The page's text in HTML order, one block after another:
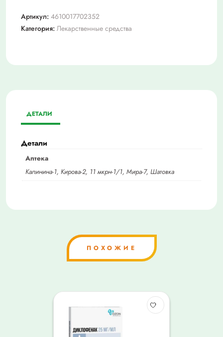
Артикул: 4610017702352
Категория: Лекарственные средства
ДЕТАЛИ
Детали
Аптека
Калинина-1, Кирова-2, 11 мкрн-1/1, Мира-7, Шатовка
ПОХОЖИЕ